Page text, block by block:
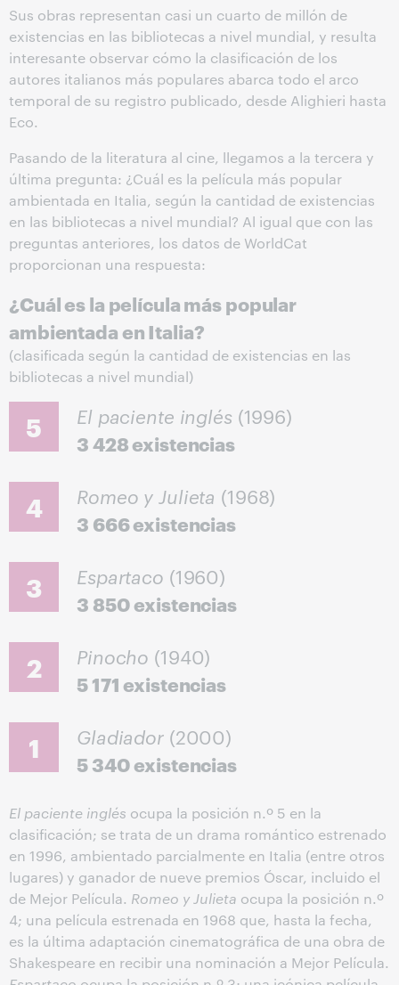
Sus obras representan casi un cuarto de millón de
existencias en las bibliotecas a nivel mundial, y resulta
interesante observar cómo la clasificación de los
autores italianos más populares abarca todo el arco
temporal de su registro publicado, desde Alighieri hasta
Eco.
Pasando de la literatura al cine, llegamos a la tercera y
última pregunta: ¿Cuál es la película más popular
ambientada en Italia, según la cantidad de existencias
en las bibliotecas a nivel mundial? Al igual que con las
preguntas anteriores, los datos de WorldCat
proporcionan una respuesta:
¿Cuál es la película más popular
ambientada en Italia?
(clasificada según la cantidad de existencias en las
bibliotecas a nivel mundial)
5 El paciente inglés (1996)
3 428 existencias
4 Romeo y Julieta (1968)
3 666 existencias
3 Espartaco (1960)
3 850 existencias
2 Pinocho (1940)
5 171 existencias
1 Gladiador(2000)
5 340 existencias
El paciente inglés ocupa la posición n.º 5 en la
clasificación; se trata de un drama romántico estrenado
en 1996, ambientado parcialmente en Italia (entre otros
lugares) y ganador de nueve premios Óscar, incluido el
de Mejor Película. Romeo y Julieta ocupa la posición n.º
4; una película estrenada en 1968 que, hasta la fecha,
es la última adaptación cinematográfica de una obra de
Shakespeare en recibir una nominación a Mejor Película.